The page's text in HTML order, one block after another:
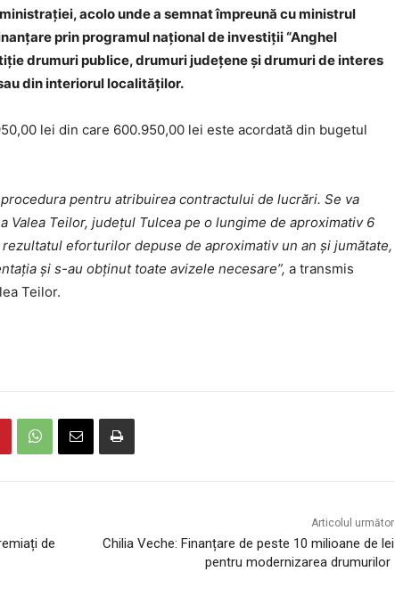
acolo unde a semnat împreună cu ministrul
prin programul național de investiții “Anghel
drumuri publice, drumuri județene și drumuri de interes
din interiorul localităților.
lei din care 600.950,00 lei este acordată din bugetul
pentru atribuirea contractului de lucrări. Se va
Valea Teilor, județul Tulcea pe o lungime de aproximativ 6
eforturilor depuse de aproximativ un an și jumătate,
și s-au obținut toate avizele necesare”, a transmis
Teilor.
de
Articolul următor
Chilia Veche: Finanțare de peste 10 milioane de lei
pentru modernizarea drumurilor